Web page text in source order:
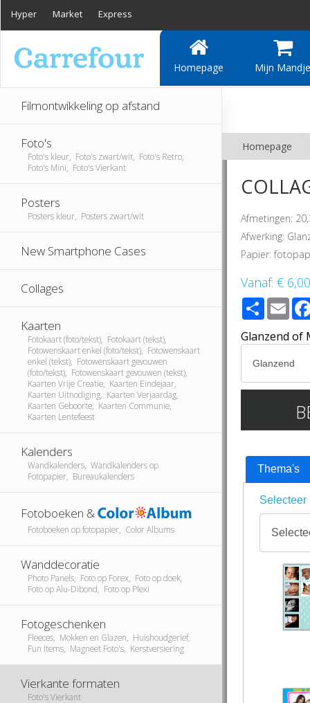
Hyper Market Express
Homepage Mijn Mandje
Filmontwikkeling op afstand
Foto's
Foto's kleur, Foto's zwart/wit, Foto's Retro,
Foto's Mini, Foto's Vierkant
Posters
Posters kleur, Posters zwart/wit
New Smartphone Cases
Collages
Kaarten
Fotokaart (foto/tekst), Fotokaart (tekst),
Fotowenskaart enkel (foto/tekst), Fotowenskaart
enkel (tekst), Fotowenskaart gevouwen
(foto/tekst), Fotowenskaart gevouwen (tekst),
Kaarten Vrije Creatie, Kaarten Eindejaar,
Kaarten Uitnodiging, Kaarten Verjaardag,
Kaarten Geboorte, Kaarten Communie,
Kaarten Lentefeest
Kalenders
Wandkalenders, Wandkalenders op
Fotopapier, Bureaukalenders
Fotoboeken &
Fotoboeken op fotopapier, Color Albums
Wanddecoratie
Photo Panels, Foto op Forex, Foto op doek,
Foto op Alu-Dibond, Foto op Plexi
Fotogeschenken
Fleeces, Mokken en Glazen, Huishoudgerief,
Fun Items, Magneet Foto's, Kerstversiering
Vierkante formaten
Foto's Vierkant
Homepage
Afmetingen:
Afwerking:
Papier:
Vanaf:€
Share
Glanzend of
Thema's
Selecteer